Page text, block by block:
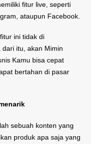
fitur live, seperti
ataupun Facebook.
ini tidak di
itu, akan Mimin
Kamu bisa cepat
bertahan di pasar
sebuah konten yang
produk apa saja yang